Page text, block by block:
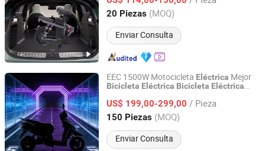
20 Piezas (MOQ)
Enviar Consulta
Shandong, China Desde 2025
EEC 1500W Motocicleta Eléctrica Mejor
Bicicleta Eléctrica Bicicleta Eléctrica
US$ 199,00-299,00 / Pieza
150 Piezas (MOQ)
Enviar Consulta
Wuxi Alpha Technology Co., Ltd
Jiangsu, China Desde 2026